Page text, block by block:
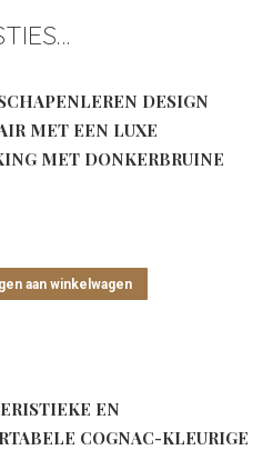
DESIGN
MET EEN LUXE
MET DONKERBRUINE
aan winkelwagen
EN
COGNAC-KLEURIGE